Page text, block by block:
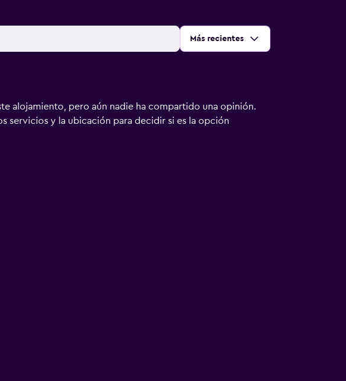
Ordenar por:
Más recientes
alojamiento, pero aún nadie ha compartido una opinión.
servicios y la ubicación para decidir si es la opción